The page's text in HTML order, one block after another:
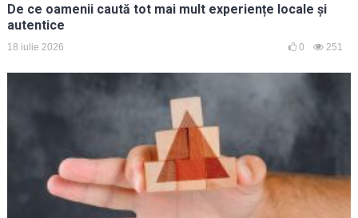
De ce oamenii caută tot mai mult experiențe locale și
autentice
18 iulie 2026 0 251